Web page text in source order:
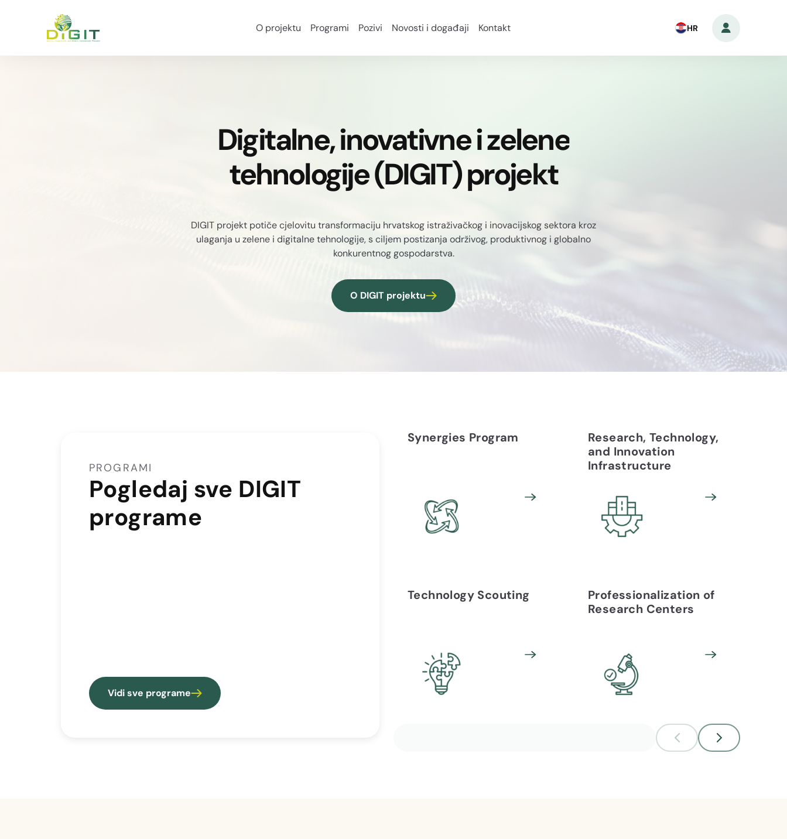
O projektu Programi Pozivi Novosti i događaji Kontakt HR
Digitalne, inovativne i zelene
tehnologije (DIGIT) projekt
DIGIT projekt potiče cjelovitu transformaciju hrvatskog istraživačkog i inovacijskog sektora kroz
ulaganja u zelene i digitalne tehnologije, s ciljem postizanja održivog, produktivnog i globalno
konkurentnog gospodarstva.
O DIGIT projektu
PROGRAMI
Pogledaj sve DIGIT
programe
Vidi sve programe
Synergies Program
Research, Technology,
and Innovation
Infrastructure
Technology Scouting
Professionalization of
Research Centers